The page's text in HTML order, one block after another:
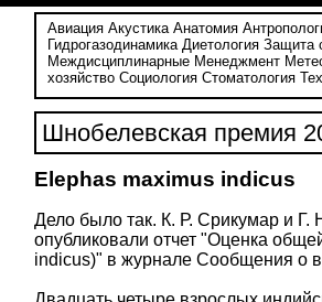
Авиация Акустика Анатомия
Гидрогазодинамика Диетология Защита
Междисциплинарные Менеджмент
хозяйство Социология Стоматология
Шнобелевская премия
Elephas maximus indicus
Дело было так. К. Р. Срикумар и Г.
опубликовали отчет "Оценка
indicus)" в журнале Сообщения о